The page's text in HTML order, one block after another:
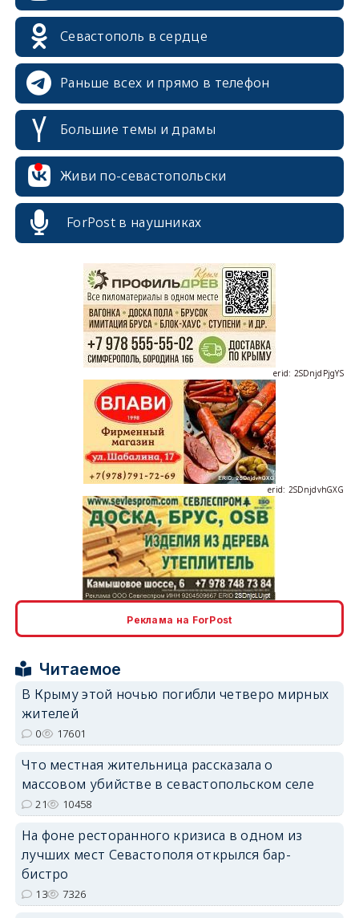
Севастополь в сердце
Раньше всех и прямо в телефон
Большие темы и драмы
Живи по-севастопольски
ForPost в наушниках
erid: 2SDnjcrDNw6
erid: 2SDnjdPjgYS
erid: 2SDnjdvhGXG
erid: 2SDnjdPjgYS
erid: 2SDnjdvhGXG
Реклама на ForPost
Читаемое
В Крыму этой ночью погибли четверо мирных
жителей
0 17601
Что местная жительница рассказала о
массовом убийстве в севастопольском селе
21 10458
На фоне ресторанного кризиса в одном из
лучших мест Севастополя открылся бар-
бистро
13 7326